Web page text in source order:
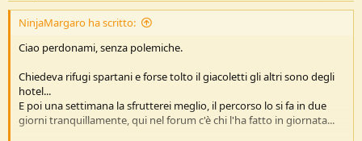
NinjaMargaro ha scritto:
Ciao perdonami, senza polemiche.
Chiedeva rifugi spartani e forse tolto il giacoletti gli altri sono degli
hotel...
E poi una settimana la sfrutterei meglio, il percorso lo si fa in due
giorni tranquillamente, qui nel forum c'è chi l'ha fatto in giornata...